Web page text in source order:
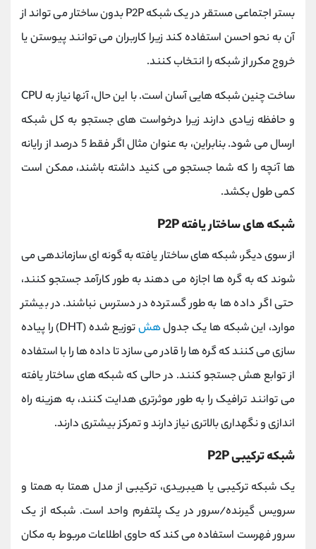
بستر اجتماعی مستقر در یک شبکه P2P بدون ساختار می تواند از
آن به نحو احسن استفاده کند زیرا کاربران می توانند پیوستن یا
خروج مکرر از شبکه را انتخاب کنند.
ساخت چنین شبکه هایی آسان است. با این حال، آنها نیاز به CPU
و حافظه زیادی دارند زیرا درخواست های جستجو به کل شبکه
ارسال می شود. بنابراین، به عنوان مثال اگر فقط 5 درصد از رایانه
ها آنچه را که شما جستجو می کنید داشته باشند، ممکن است
کمی طول بکشد.
شبکه های ساختار یافته P2P
از سوی دیگر، شبکه های ساختار یافته به گونه ای سازماندهی می
شوند که به گره ها اجازه می دهند به طور کارآمد جستجو کنند،
حتی اگر داده ها به طور گسترده در دسترس نباشند. در بیشتر
موارد، این شبکه ها یک جدولهش
توزیع شده (DHT) را پیاده
سازی می کنند که گره ها را قادر می سازد تا داده ها را با استفاده
از توابع هش جستجو کنند. در حالی که شبکه های ساختار یافته
می توانند ترافیک را به طور موثرتری هدایت کنند، به هزینه راه
اندازی و نگهداری بالاتری نیاز دارند و تمرکز بیشتری دارند.
شبکه ترکیبی P2P
یک شبکه ترکیبی یا هیبریدی، ترکیبی از مدل همتا به همتا و
سرویس گیرنده/سرور در یک پلتفرم واحد است. شبکه از یک
سرور فهرست استفاده می کند که حاوی اطلاعات مربوط به مکان